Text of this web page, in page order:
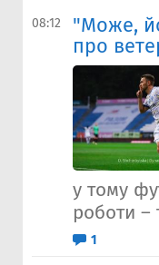
08:12
"Може,
про
у тому
роботи –
1